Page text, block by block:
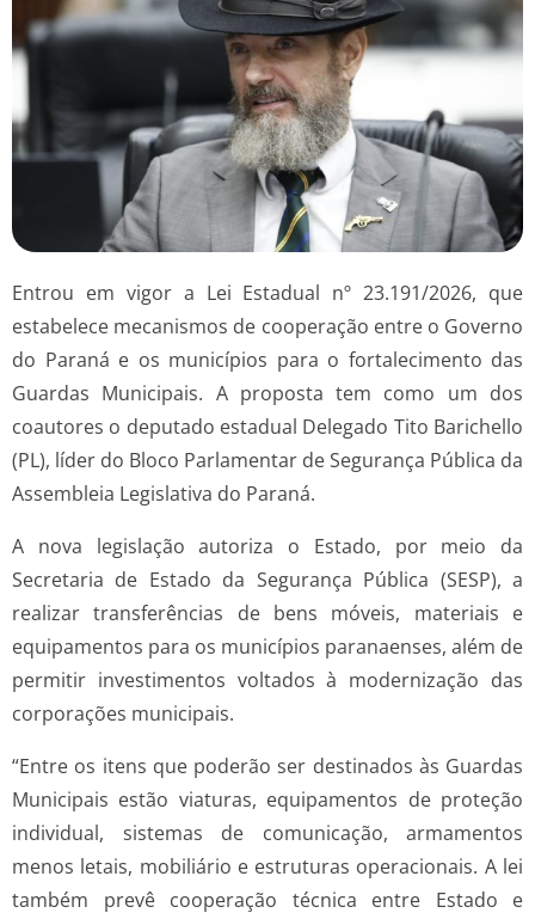
Entrou em vigor a Lei Estadual nº 23.191/2026, que
estabelece mecanismos de cooperação entre o Governo
do Paraná e os municípios para o fortalecimento das
Guardas Municipais. A proposta tem como um dos
coautores o deputado estadual Delegado Tito Barichello
(PL), líder do Bloco Parlamentar de Segurança Pública da
Assembleia Legislativa do Paraná.
A nova legislação autoriza o Estado, por meio da
Secretaria de Estado da Segurança Pública (SESP), a
realizar transferências de bens móveis, materiais e
equipamentos para os municípios paranaenses, além de
permitir investimentos voltados à modernização das
corporações municipais.
“Entre os itens que poderão ser destinados às Guardas
Municipais estão viaturas, equipamentos de proteção
individual, sistemas de comunicação, armamentos
menos letais, mobiliário e estruturas operacionais. A lei
também prevê cooperação técnica entre Estado e